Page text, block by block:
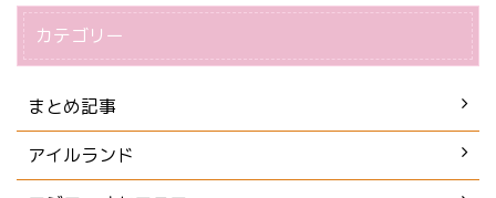
カテゴリー
まとめ記事
アイルランド